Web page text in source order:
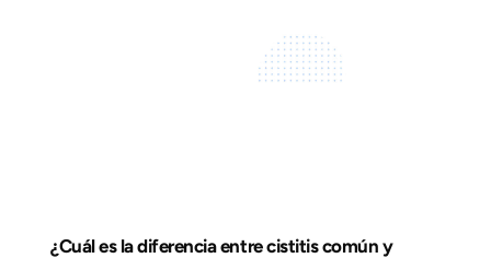
¿Cuál es la diferencia entre cistitis común y